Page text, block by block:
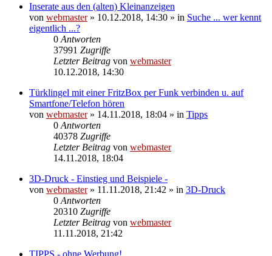
Inserate aus den (alten) Kleinanzeigen
von webmaster» 10.12.2018, 14:30 » in Suche ... wer kennt
eigentlich ...?
0 Antworten
37991 Zugriffe
Letzter Beitrag von webmaster
10.12.2018, 14:30
Türklingel mit einer FritzBox per Funk verbinden u. auf
Smartfone/Telefon hören
von webmaster» 14.11.2018, 18:04 » in Tipps
0 Antworten
40378 Zugriffe
Letzter Beitrag von webmaster
14.11.2018, 18:04
3D-Druck - Einstieg und Beispiele -
von webmaster» 11.11.2018, 21:42 » in 3D-Druck
0 Antworten
20310 Zugriffe
Letzter Beitrag von webmaster
11.11.2018, 21:42
TIPPS - ohne Werbung!